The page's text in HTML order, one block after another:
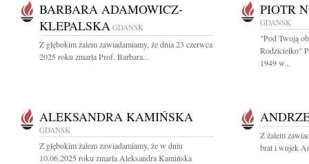
BARBARA ADAMOWICZ-
KLEPALSKA GDAŃSK
Z głębokim żalem zawiadamiamy, że dnia 23 czerwca
2025 roku zmarła Prof. Barbara...
PIOTR
GDAŃSK
"Pod Twoją
Rodzicielko"
1949 w...
ALEKSANDRA KAMIŃSKA
GDAŃSK
Z głębokim żalem zawiadamiamy, że w dniu
10.06.2025 roku zmarła Aleksandra Kamińska
Z żalem
brat i wujek